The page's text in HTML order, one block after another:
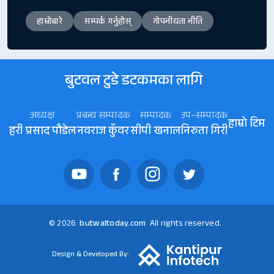
हाम्रोबारे सम्पर्क गर्नुहोस् गोपनीयता नीति
बुटवल टुडे डटकमका लागि
अध्यक्ष
हरी प्रसाद पौडेल
प्रबन्ध सम्पादक
नवराज कॅुवर
सम्पादक
सीपी खनाल
उप–सम्पादक
निरुता गिरीहाम्रो टिम
© 2026 butwaltoday.com All rights reserved.
Design & Developed By: